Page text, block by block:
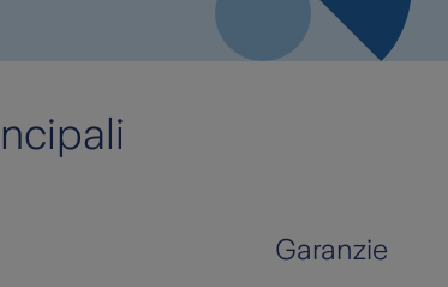
Garanzie